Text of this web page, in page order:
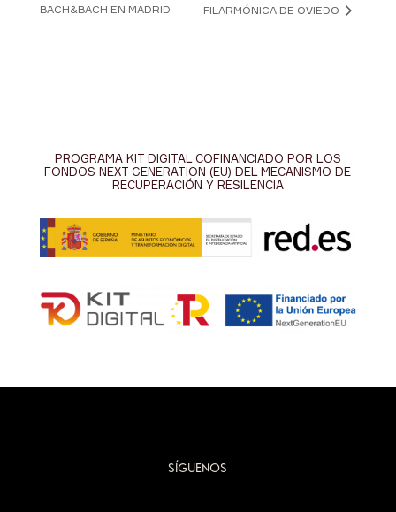
BACH&BACH EN MADRID
FILARMÓNICA DE OVIEDO
PROGRAMA KIT DIGITAL COFINANCIADO POR LOS
FONDOS NEXT GENERATION (EU) DEL MECANISMO DE
RECUPERACIÓN Y RESILENCIA
SÍGUENOS